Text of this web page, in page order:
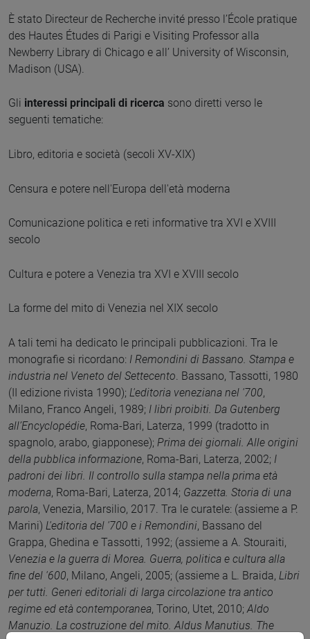
È stato Directeur de Recherche invité presso l’École pratique
des Hautes Études di Parigi e Visiting Professor alla
Newberry Library di Chicago e all’ University of Wisconsin,
Madison (USA).
Gli interessi principali di ricerca sono diretti verso le
seguenti tematiche:
Libro, editoria e società (secoli XV-XIX)
Censura e potere nell'Europa dell'età moderna
Comunicazione politica e reti informative tra XVI e XVIII
secolo
Cultura e potere a Venezia tra XVI e XVIII secolo
La forme del mito di Venezia nel XIX secolo
A tali temi ha dedicato le principali pubblicazioni. Tra le
monografie si ricordano: I Remondini di Bassano. Stampa e
industria nel Veneto del Settecento. Bassano, Tassotti, 1980
(II edizione rivista 1990); L'editoria veneziana nel '700,
Milano, Franco Angeli, 1989; I libri proibiti. Da Gutenberg
all’Encyclopédie, Roma-Bari, Laterza, 1999 (tradotto in
spagnolo, arabo, giapponese); Prima dei giornali. Alle origini
della pubblica informazione, Roma-Bari, Laterza, 2002; I
padroni dei libri. Il controllo sulla stampa nella prima età
moderna, Roma-Bari, Laterza, 2014; Gazzetta. Storia di una
parola, Venezia, Marsilio, 2017. Tra le curatele: (assieme a P.
Marini) L'editoria del '700 e i Remondini, Bassano del
Grappa, Ghedina e Tassotti, 1992; (assieme a A. Stouraiti,
Venezia e la guerra di Morea. Guerra, politica e cultura alla
fine del '600, Milano, Angeli, 2005; (assieme a L. Braida, Libri
per tutti. Generi editoriali di larga circolazione tra antico
regime ed età contemporanea, Torino, Utet, 2010; Aldo
Manuzio. La costruzione del mito. Aldus Manutius. The